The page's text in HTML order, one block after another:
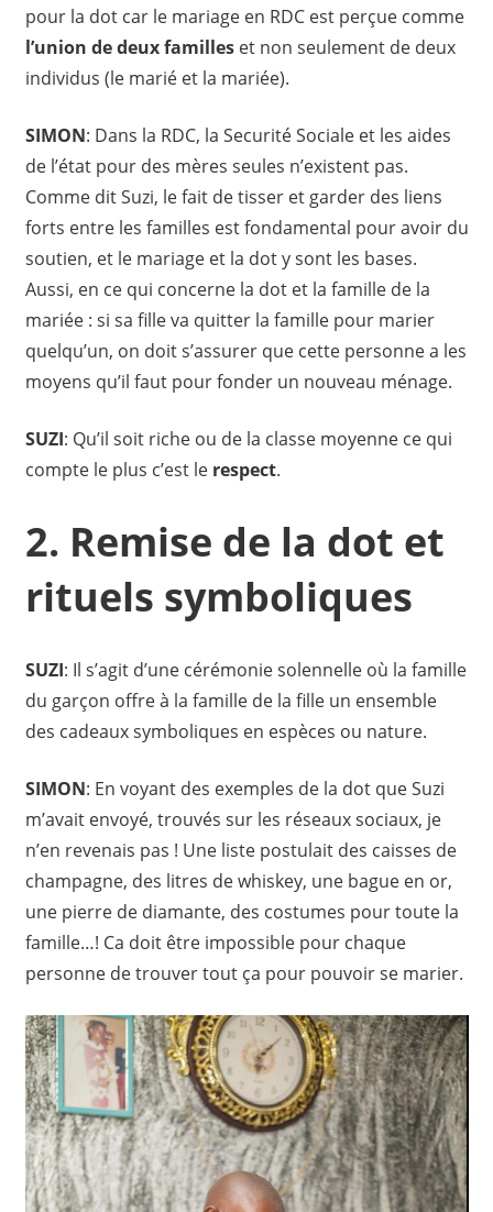
pour la dot car le mariage en RDC est perçue comme
l’union de deux familleset non seulement de deux
individus (le marié et la mariée).
SIMON: Dans la RDC, la Securité Sociale et les aides
de l’état pour des mères seules n’existent pas.
Comme dit Suzi, le fait de tisser et garder des liens
forts entre les familles est fondamental pour avoir du
soutien, et le mariage et la dot y sont les bases.
Aussi, en ce qui concerne la dot et la famille de la
mariée : si sa fille va quitter la famille pour marier
quelqu’un, on doit s’assurer que cette personne a les
moyens qu’il faut pour fonder un nouveau ménage.
SUZI: Qu’il soit riche ou de la classe moyenne ce qui
compte le plus c’est le respect.
2. Remise de la dot et
rituels symboliques
SUZI: Il s’agit d’une cérémonie solennelle où la famille
du garçon offre à la famille de la fille un ensemble
des cadeaux symboliques en espèces ou nature.
SIMON: En voyant des exemples de la dot que Suzi
m’avait envoyé, trouvés sur les réseaux sociaux, je
n’en revenais pas ! Une liste postulait des caisses de
champagne, des litres de whiskey, une bague en or,
une pierre de diamante, des costumes pour toute la
famille…! Ca doit être impossible pour chaque
personne de trouver tout ça pour pouvoir se marier.